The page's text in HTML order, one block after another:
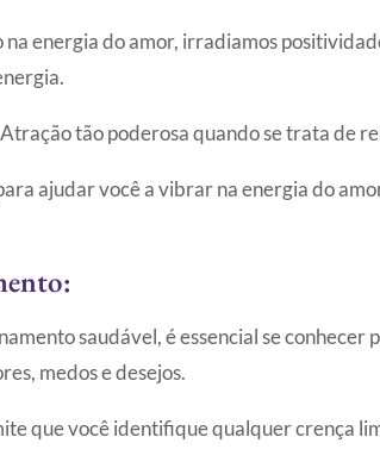
energia do amor, irradiamos
tão poderosa quando se trata de
ajudar você a vibrar na energia do
saudável, é essencial se
medos e desejos.
que você identifique qualquer crença